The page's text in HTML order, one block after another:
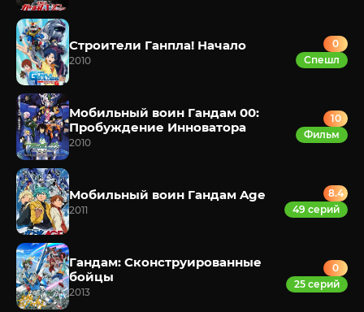
Строители Ганпла! Начало
2010
0
Спешл
Мобильный воин Гандам 00:
Пробуждение Инноватора
2010
10
Фильм
Мобильный воин Гандам Age
2011
8.4
49 серий
Гандам: Сконструированные
бойцы
2013
0
25 серий